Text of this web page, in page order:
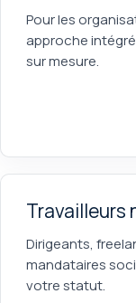
Pour les
approche
sur mesure.
Travailleurs
Dirigeants,
mandataires
votre statut.